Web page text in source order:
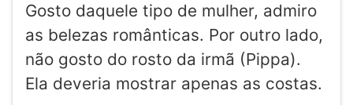
Gosto daquele tipo de mulher, admiro
as belezas românticas. Por outro lado,
não gosto do rosto da irmã (Pippa).
Ela deveria mostrar apenas as costas.